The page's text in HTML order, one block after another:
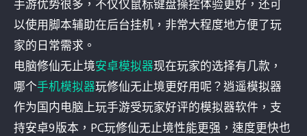
手游优势很多，不仅仅鼠标键盘操控体验更好，还可
以使用脚本辅助在后台挂机，非常大程度地方便了玩
家的日常需求。
电脑修仙无止境安卓模拟器现在玩家的选择有几款，
哪个手机模拟器玩修仙无止境更好用呢？逍遥模拟器
作为国内电脑上玩手游受玩家好评的模拟器软件，支
持安卓9版本，PC玩修仙无止境性能更强，速度更快也